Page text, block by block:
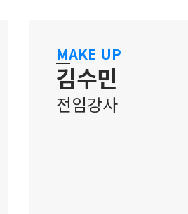
메이크업 교육
MAKE UP
김수민
전임강사